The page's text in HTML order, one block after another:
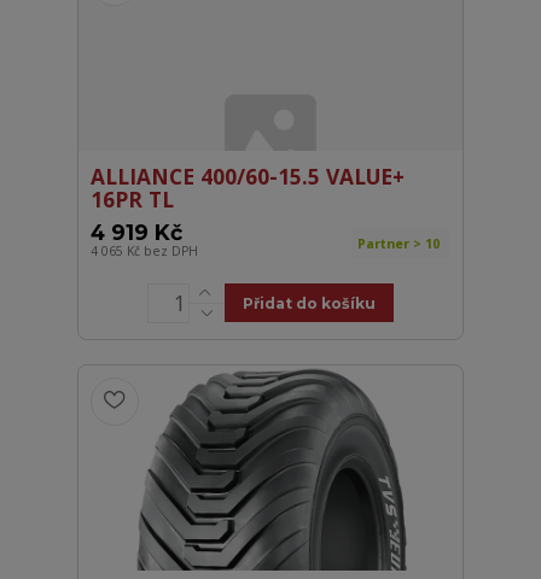
ALLIANCE 400/60-15.5 VALUE+
16PR TL
4 919 Kč
4 065 Kč bez DPH Partner > 10
Přidat do košíku